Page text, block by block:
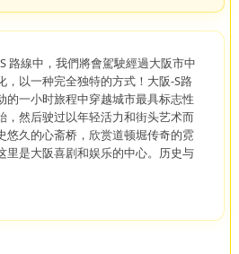
路線中，我們將會駕駛經過大阪市中
，以一种完全独特的方式！大阪-S路
的一小时旅程中穿越城市最具标志性
，然后驶过以年轻活力和街头艺术而
悠久的心斋桥，欣赏道顿堀传奇的霓
里是大阪喜剧和娱乐的中心。历史与